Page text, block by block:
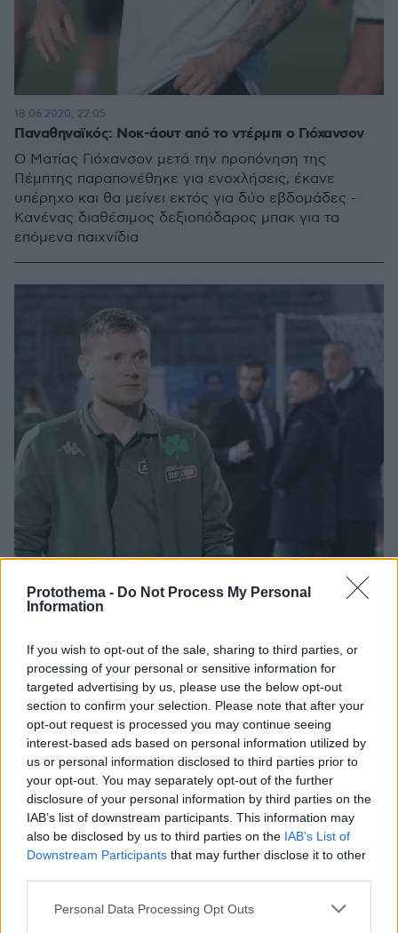
Protothema - Do Not Process My Personal
Information
If you wish to opt-out of the sale, sharing to third parties, or
processing of your personal or sensitive information for
targeted advertising by us, please use the below opt-out
section to confirm your selection. Please note that after your
opt-out request is processed you may continue seeing
interest-based ads based on personal information utilized by
us or personal information disclosed to third parties prior to
your opt-out. You may separately opt-out of the further
disclosure of your personal information by third parties on the
IAB’s list of downstream participants. This information may
also be disclosed by us to third parties on the IAB’s List of
Downstream Participants that may further disclose it to other
Please note that this website/app uses one or more Google
Personal Data Processing Opt Outs
Παναθηναϊκός: Νοκ-άουτ από το ντέρμπι ο Γιόχανσον
O Mατίας Γιόχανσον μετά την προπόνηση της
Πέμπτης παραπονέθηκε για ενοχλήσεις, έκανε
υπέρηχο και θα μείνει εκτός για δύο εβδομάδες -
Κανένας διαθέσιμος δεξιοπόδαρος μπακ για τα
επόμενα παιχνίδια
18.06.2020, 22:05
Παναθηναϊκός: Προλαβαίνει το ντέρμπι ο Γιόχανσον,
αύριο θεραπεία ο Κουρμπέλης
Με τον Σουηδό να βγάζει το πρώτο μέρος της
προπόνησης η σημερινή προπόνηση στον
Παναθηναϊκό - Θεραπεία ο Κουρμπέλης που θα μπει
αύριο στο πρόγραμμα, κανονικά συμμετείχε ο
Χατζηγιοβάνης
18.06.2020, 21:19